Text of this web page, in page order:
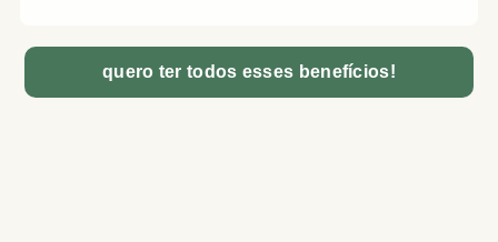
quero ter todos esses benefícios!